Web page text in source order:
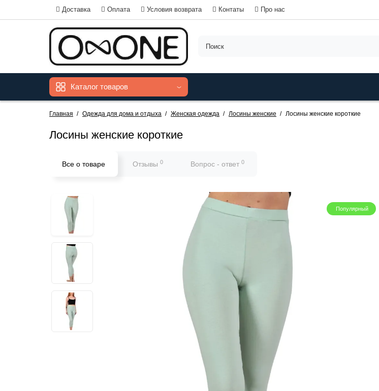
Доставка Оплата Условия возврата Контаты Про нас
Каталог товаров
Главная Одежда для дома и отдыха Женская одежда Лосины женские Лосины женские короткие
Лосины женские короткие
Все о товаре Отзывы 0 Вопрос - ответ 0
Популярный